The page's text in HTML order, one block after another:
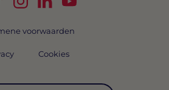
Swipe4Work op TikTok
Volg Swipe4Work op
Volg Swipe4Work op
Volg Swipe4Work
voorwaarden
Cookies